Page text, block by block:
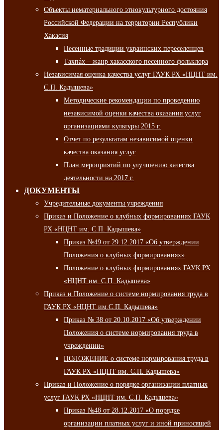
Объекты нематериального этнокультурного достояния
Российской Федерации на территории Республики
Хакасия
Песенные традиции украинских переселенцев
Тахпа́х – жанр хакасского песенного фольклора
Независимая оценка качества услуг ГАУК РХ «НЦНТ им.
С.П. Кадышева»
Методические рекомендации по проведению
независимой оценки качества оказания услуг
организациями культуры 2015 г.
Отчет по результатам независимой оценки
качества оказания услуг
План мероприятий по улучшению качества
деятельности на 2017 г.
ДОКУМЕНТЫ
Учредительные документы учреждения
Приказ и Положение о клубных формированиях ГАУК
РХ «НЦНТ им. С.П. Кадышева»
Приказ №49 от 29.12.2017 «Об утверждении
Положения о клубных формированиях»
Положение о клубных формированиях ГАУК РХ
«НЦНТ им. С.П. Кадышева»
Приказ и Положение о системе нормирования труда в
ГАУК РХ «НЦНТ им.С.П. Кадышева»
Приказ № 38 от 20.10.2017 «Об утверждении
Положения о системе нормирования труда в
учреждении»
ПОЛОЖЕНИЕ о системе нормирования труда в
ГАУК РХ «НЦНТ им. С.П. Кадышева»
Приказ и Положение о порядке организации платных
услуг ГАУК РХ «НЦНТ им. С.П. Кадышева»
Приказ №48 от 28.12.2017 «О порядке
организации платных услуг и иной приносящей